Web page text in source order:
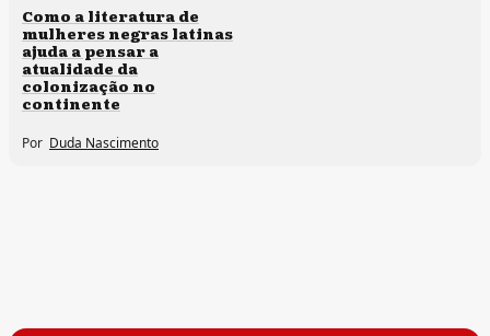
Direitos humanos
Como a literatura de
mulheres negras latinas
ajuda a pensar a
atualidade da
colonização no
continente
Por Duda Nascimento